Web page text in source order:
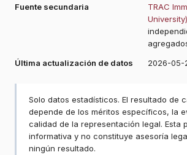
Fuente secundaria
TRAC
University)
Última actualización de datos
2026-05-
Solo datos estadísticos. El resultado de
depende de los méritos específicos, la
calidad de la representación legal. Esta
informativa y no constituye asesoría
ningún resultado.